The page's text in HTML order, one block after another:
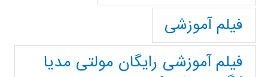
فیلم آموزشی
فیلم آموزشی رایگان مولتی مدیا